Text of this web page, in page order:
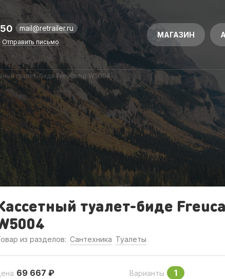
mail@retrailer.ru
Отправить письмо
МАГАЗИН
туалет-биде Freucamp W5004
туалет-биде
из разделов: Сантехника Туалеты
69 667 ₽ Варианты 1